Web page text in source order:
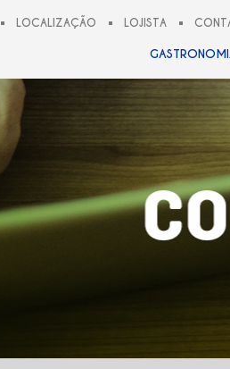
LOCALIZAÇÃO LOJISTA